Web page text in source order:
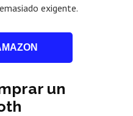
exigente.
un